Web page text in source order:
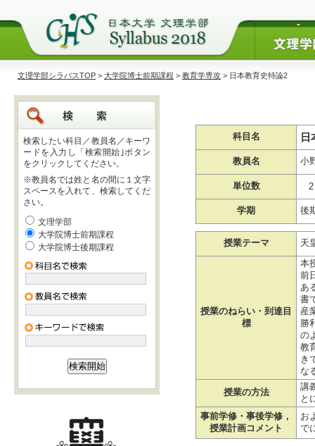
文理学部シラバスTOP > 大学院博士前期課程 > 教育学専攻 > 日本教育史特論2
検索したい科目／教員名／キーワ
ードを入力し「検索開始｣ボタン
をクリックしてください。
※教員名では姓と名の間に１文字
スペースを入れて、検索してくだ
さい。
文理学部
大学院博士前期課程
大学院博士後期課程
科目名
教員名 小
単位数 2
学期 後
授業テーマ 天
授業のねらい・到達目
標
本
前
あ
書
産
勝
の
教
き
な
授業の方法
講
と
事前学修・事後学修，
授業計画コメント
お
で